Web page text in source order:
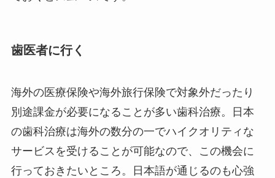
歯医者に行く
海外の医療保険や海外旅行保険で対象外だったり
別途課金が必要になることが多い歯科治療。日本
の歯科治療は海外の数分の一でハイクオリティな
サービスを受けることが可能なので、この機会に
行っておきたいところ。日本語が通じるのも心強